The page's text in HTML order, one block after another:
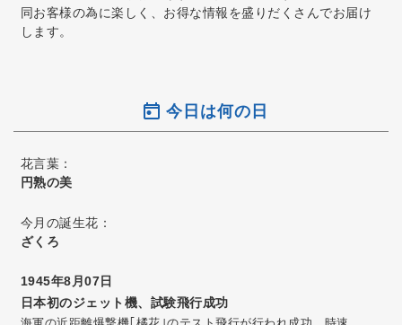
同お客様の為に楽しく、お得な情報を盛りだくさんでお届け
します。
今日は何の日
花言葉：
円熟の美
今月の誕生花：
ざくろ
1945年8月07日
日本初のジェット機、試験飛行成功